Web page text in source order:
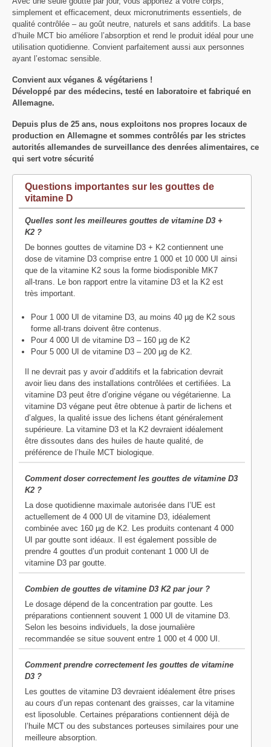
simplement et efficacement, deux micronutriments essentiels, de
qualité contrôlée – au goût neutre, naturels et sans additifs. La base
d’huile MCT bio améliore l’absorption et rend le produit idéal pour une
utilisation quotidienne. Convient parfaitement aussi aux personnes
ayant l’estomac sensible.
Convient aux véganes & végétariens !
Développé par des médecins, testé en laboratoire et fabriqué en
Allemagne.
Depuis plus de 25 ans, nous exploitons nos propres locaux de
production en Allemagne et sommes contrôlés par les strictes
autorités allemandes de surveillance des denrées alimentaires, ce
qui sert votre sécurité
Questions importantes sur les gouttes de
vitamine D
Quelles sont les meilleures gouttes de vitamine D3 +
K2 ?
De bonnes gouttes de vitamine D3 + K2 contiennent une
dose de vitamine D3 comprise entre 1 000 et 10 000 UI ainsi
que de la vitamine K2 sous la forme biodisponible MK7
all‑trans. Le bon rapport entre la vitamine D3 et la K2 est
très important.
Pour 1 000 UI de vitamine D3, au moins 40 µg de K2 sous
forme all‑trans doivent être contenus.
Pour 4 000 UI de vitamine D3 – 160 µg de K2
Pour 5 000 UI de vitamine D3 – 200 µg de K2.
Il ne devrait pas y avoir d’additifs et la fabrication devrait
avoir lieu dans des installations contrôlées et certifiées. La
vitamine D3 peut être d’origine végane ou végétarienne. La
vitamine D3 végane peut être obtenue à partir de lichens et
d’algues, la qualité issue des lichens étant généralement
supérieure. La vitamine D3 et la K2 devraient idéalement
être dissoutes dans des huiles de haute qualité, de
préférence de l’huile MCT biologique.
Comment doser correctement les gouttes de vitamine D3
K2 ?
La dose quotidienne maximale autorisée dans l’UE est
actuellement de 4 000 UI de vitamine D3, idéalement
combinée avec 160 µg de K2. Les produits contenant 4 000
UI par goutte sont idéaux. Il est également possible de
prendre 4 gouttes d’un produit contenant 1 000 UI de
vitamine D3 par goutte.
Combien de gouttes de vitamine D3 K2 par jour ?
Le dosage dépend de la concentration par goutte. Les
préparations contiennent souvent 1 000 UI de vitamine D3.
Selon les besoins individuels, la dose journalière
recommandée se situe souvent entre 1 000 et 4 000 UI.
Comment prendre correctement les gouttes de vitamine
D3 ?
Les gouttes de vitamine D3 devraient idéalement être prises
au cours d’un repas contenant des graisses, car la vitamine
est liposoluble. Certaines préparations contiennent déjà de
l’huile MCT ou des substances porteuses similaires pour une
meilleure absorption.